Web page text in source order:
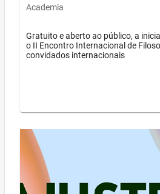
Academia
Gratuito e aberto ao público, a
o II Encontro Internacional de
convidados internacionais